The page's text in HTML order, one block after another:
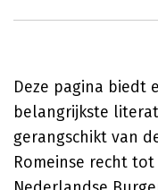
Deze pagina biedt
belangrijkste
gerangschikt van
Romeinse recht